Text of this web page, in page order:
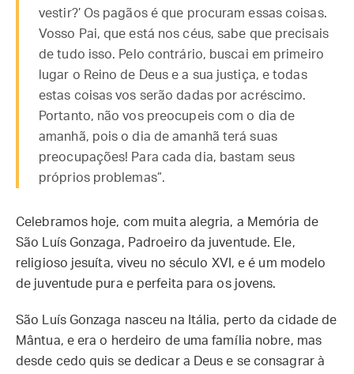
vestir?’ Os pagãos é que procuram essas coisas.
Vosso Pai, que está nos céus, sabe que precisais
de tudo isso. Pelo contrário, buscai em primeiro
lugar o Reino de Deus e a sua justiça, e todas
estas coisas vos serão dadas por acréscimo.
Portanto, não vos preocupeis com o dia de
amanhã, pois o dia de amanhã terá suas
preocupações! Para cada dia, bastam seus
próprios problemas”.
Celebramos hoje, com muita alegria, a Memória de
São Luís Gonzaga, Padroeiro da juventude. Ele,
religioso jesuíta, viveu no século XVI, e é um modelo
de juventude pura e perfeita para os jovens.
São Luís Gonzaga nasceu na Itália, perto da cidade de
Mântua, e era o herdeiro de uma família nobre, mas
desde cedo quis se dedicar a Deus e se consagrar à